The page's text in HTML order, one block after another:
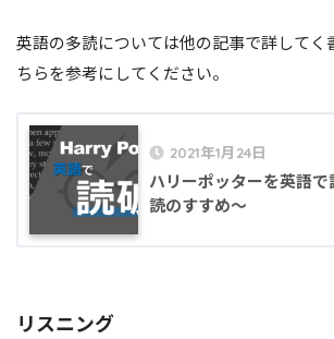
英語の多読については他の記事で詳してく
ちらを参考にしてください。
2021年1月24日
ハリーポッターを英語
読のすすめ～
リスニング